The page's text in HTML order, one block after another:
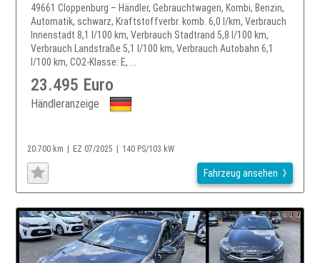
49661 Cloppenburg – Händler, Gebrauchtwagen, Kombi, Benzin,
Automatik, schwarz, Kraftstoffverbr. komb. 6,0 l/km, Verbrauch
Innenstadt 8,1 l/100 km, Verbrauch Stadtrand 5,8 l/100 km,
Verbrauch Landstraße 5,1 l/100 km, Verbrauch Autobahn 6,1
l/100 km, CO2-Klasse: E, ...
23.495 Euro
Händleranzeige
20.700 km EZ 07/2025 140 PS/103 kW
Fahrzeug ansehen